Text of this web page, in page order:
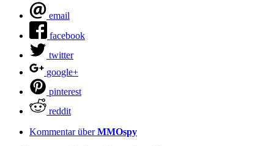
email
facebook
twitter
google+
pinterest
reddit
Kommentar überMMOspy